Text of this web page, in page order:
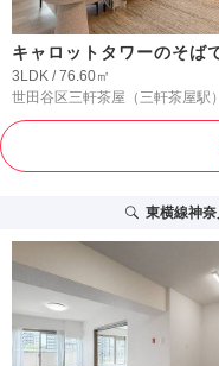
キャロットタワーのそば
3LDK / 76.60㎡
世田谷区三軒茶屋 （三軒茶屋駅）
東横線神奈